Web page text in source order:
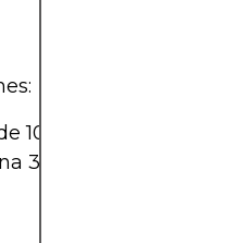
10.
3 de 10.